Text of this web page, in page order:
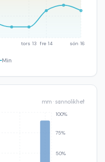
tors 13 fre 14 sön 16
Min
mm · sannolikhet
50%
75%
100%